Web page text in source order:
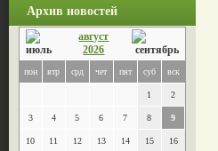
Архив новостей
август
2026
пон втр срд чет пят суб вск
1 2
3 4 5 6 7 8 9
10 11 12 13 14 15 16